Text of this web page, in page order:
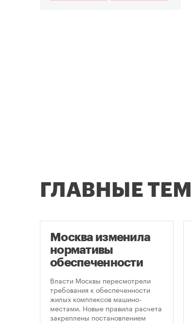
ГЛАВНЫЕ
Москва изменила
нормативы
обеспеченности
парковками
Власти Москвы пересмотрели
требования к обеспеченности
жилых комплексов машино-
местами. Новые правила расчета
закреплены постановлением